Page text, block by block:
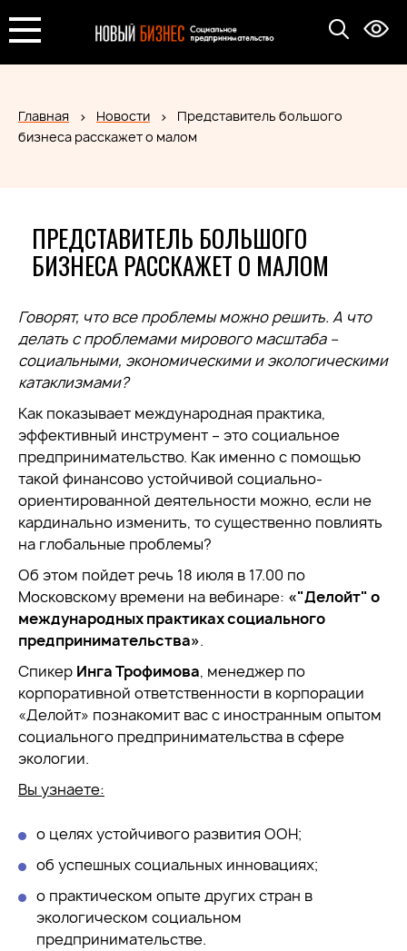
Главная Новости
Представитель большого
бизнеса расскажет о малом
ПРЕДСТАВИТЕЛЬ БОЛЬШОГО
БИЗНЕСА РАССКАЖЕТ О МАЛОМ
Говорят, что все проблемы можно решить. А что
делать с проблемами мирового масштаба –
социальными, экономическими и экологическими
катаклизмами?
Как показывает международная практика,
эффективный инструмент – это социальное
предпринимательство. Как именно с помощью
такой финансово устойчивой социально-
ориентированной деятельности можно, если не
кардинально изменить, то существенно повлиять
на глобальные проблемы?
Об этом пойдет речь 18 июля в 17.00 по
Московскому времени на вебинаре: «"Делойт" о
международных практиках социального
предпринимательства».
Спикер Инга Трофимова, менеджер по
корпоративной ответственности в корпорации
«Делойт» познакомит вас с иностранным опытом
социального предпринимательства в сфере
экологии.
Вы узнаете:
о целях устойчивого развития ООН;
об успешных социальных инновациях;
о практическом опыте других стран в
экологическом социальном
предпринимательстве.